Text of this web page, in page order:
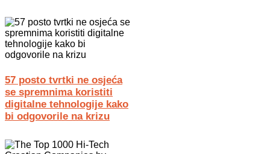
57 posto tvrtki ne osjeća
se spremnima koristiti
digitalne tehnologije kako
bi odgovorile na krizu